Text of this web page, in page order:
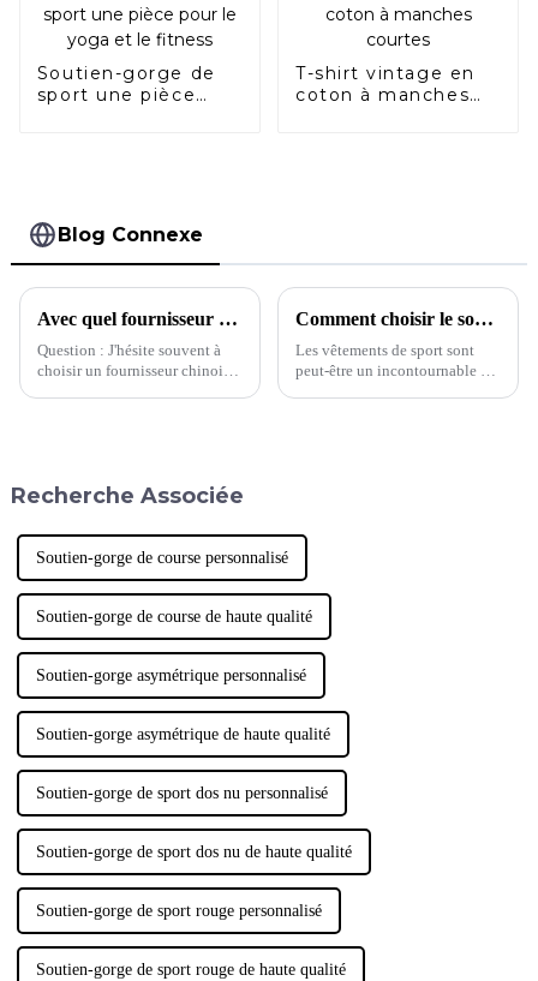
Soutien-gorge de
sport une pièce
T-shirt vintage en
coton à manches
Blog Connexe
Avec quel fournisseur devrais-je choisir de travailler ?
Question : J'hésite souvent à
choisir un fournisseur chinois.
Comment choisir le soutien-gorge de sport qui vous convient
Les vêtements de sport sont
peut-être un incontournable du
femmes ont tendance à porter
Recherche Associée
Soutien-gorge de course personnalisé
Soutien-gorge de course de haute qualité
Soutien-gorge asymétrique personnalisé
Soutien-gorge asymétrique de haute qualité
Soutien-gorge de sport dos nu personnalisé
Soutien-gorge de sport dos nu de haute qualité
Soutien-gorge de sport rouge personnalisé
Soutien-gorge de sport rouge de haute qualité